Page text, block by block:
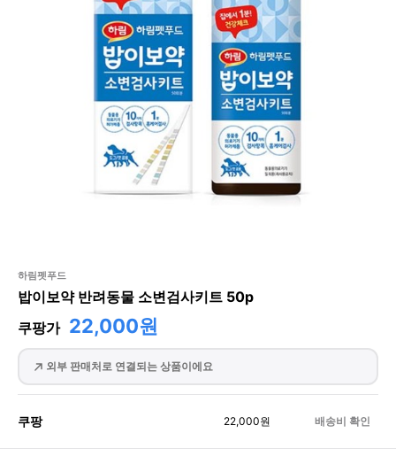
하림펫푸드
밥이보약 반려동물 소변검사키트 50p
쿠팡가 22,000원
외부 판매처로 연결되는 상품이에요
쿠팡 22,000원 배송비 확인